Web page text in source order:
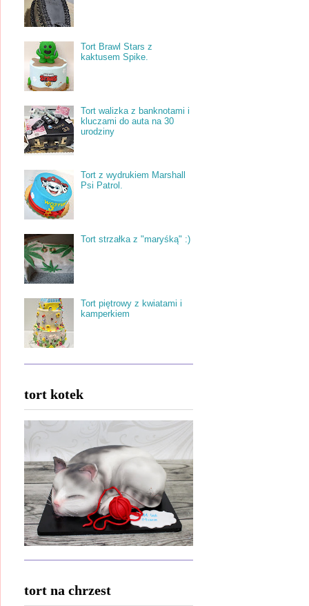
Tort Brawl Stars z
kaktusem Spike.
Tort walizka z banknotami i
kluczami do auta na 30
urodziny
Tort z wydrukiem Marshall
Psi Patrol.
Tort strzałka z "maryśką" :)
Tort piętrowy z kwiatami i
kamperkiem
tort kotek
tort na chrzest